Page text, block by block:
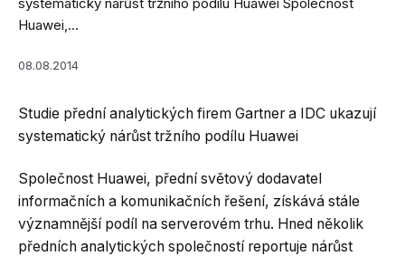
Huawei,...
08.08.2014
Studie přední analytických firem Gartner a IDC ukazují
systematický nárůst tržního podílu Huawei
Společnost Huawei, přední světový dodavatel
informačních a komunikačních řešení, získává stále
významnější podíl na serverovém trhu. Hned několik
předních analytických společností reportuje nárůst